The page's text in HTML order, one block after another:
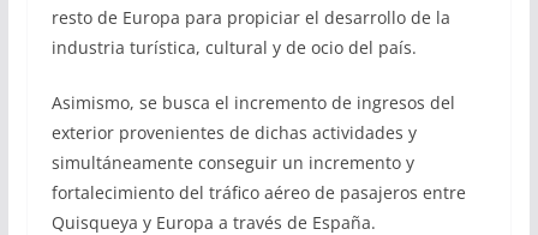
resto de Europa para propiciar el desarrollo de la
industria turística, cultural y de ocio del país.
Asimismo, se busca el incremento de ingresos del
exterior provenientes de dichas actividades y
simultáneamente conseguir un incremento y
fortalecimiento del tráfico aéreo de pasajeros entre
Quisqueya y Europa a través de España.